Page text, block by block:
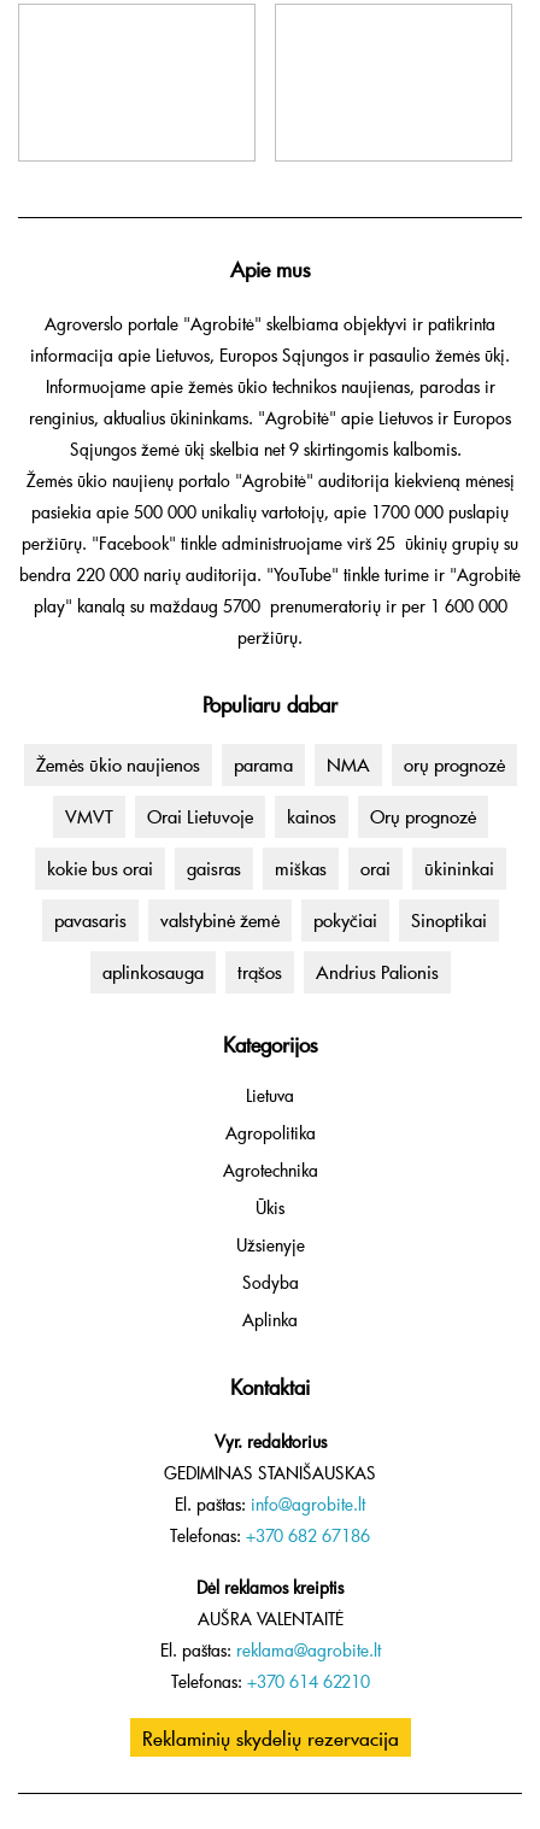
Apie mus
Agroverslo portale "Agrobitė" skelbiama objektyvi ir patikrinta
informacija apie Lietuvos, Europos Sąjungos ir pasaulio žemės ūkį.
Informuojame apie žemės ūkio technikos naujienas, parodas ir
renginius, aktualius ūkininkams. "Agrobitė" apie Lietuvos ir Europos
Sąjungos žemė ūkį skelbia net 9 skirtingomis kalbomis.
Žemės ūkio naujienų portalo "Agrobitė" auditorija kiekvieną mėnesį
pasiekia apie 500 000 unikalių vartotojų, apie 1700 000 puslapių
peržiūrų. "Facebook" tinkle administruojame virš 25 ūkinių grupių su
bendra 220 000 narių auditorija. "YouTube" tinkle turime ir "Agrobitė
play" kanalą su maždaug 5700 prenumeratorių ir per 1 600 000
peržiūrų.
Populiaru dabar
Žemės ūkio naujienos parama NMA orų prognozė
VMVT Orai Lietuvoje kainos Orų prognozė
kokie bus orai gaisras miškas orai ūkininkai
pavasaris valstybinė žemė pokyčiai Sinoptikai
aplinkosauga trąšos Andrius Palionis
Kategorijos
Lietuva
Agropolitika
Agrotechnika
Ūkis
Užsienyje
Sodyba
Aplinka
Kontaktai
Vyr. redaktorius
GEDIMINAS STANIŠAUSKAS
El. paštas: info@agrobite.lt
Telefonas: +370 682 67186
Dėl reklamos kreiptis
AUŠRA VALENTAITĖ
El. paštas: reklama@agrobite.lt
Telefonas: +370 614 62210
Reklaminių skydelių rezervacija